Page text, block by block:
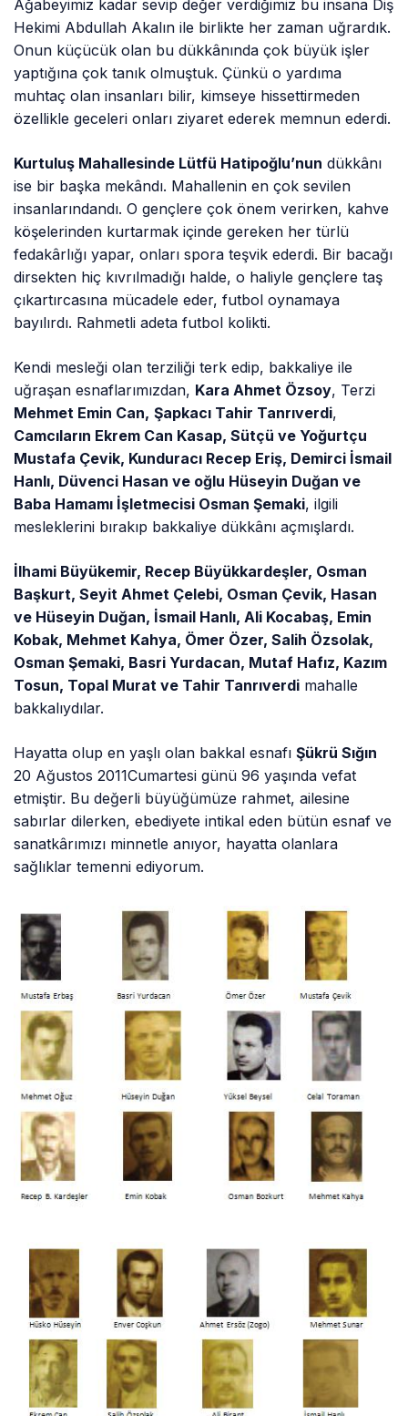
Ağabeyimiz kadar sevip değer verdiğimiz bu insana Diş
Hekimi Abdullah Akalın ile birlikte her zaman uğrardık.
Onun küçücük olan bu dükkânında çok büyük işler
yaptığına çok tanık olmuştuk. Çünkü o yardıma
muhtaç olan insanları bilir, kimseye hissettirmeden
özellikle geceleri onları ziyaret ederek memnun ederdi.
Kurtuluş Mahallesinde Lütfü Hatipoğlu’nun dükkânı
ise bir başka mekândı. Mahallenin en çok sevilen
insanlarındandı. O gençlere çok önem verirken, kahve
köşelerinden kurtarmak içinde gereken her türlü
fedakârlığı yapar, onları spora teşvik ederdi. Bir bacağı
dirsekten hiç kıvrılmadığı halde, o haliyle gençlere taş
çıkartırcasına mücadele eder, futbol oynamaya
bayılırdı. Rahmetli adeta futbol kolikti.
Kendi mesleği olan terziliği terk edip, bakkaliye ile
uğraşan esnaflarımızdan, Kara Ahmet Özsoy, Terzi
Mehmet Emin Can, Şapkacı Tahir Tanrıverdi,
Camcıların Ekrem Can Kasap, Sütçü ve Yoğurtçu
Mustafa Çevik, Kunduracı Recep Eriş, Demirci İsmail
Hanlı, Düvenci Hasan ve oğlu Hüseyin Duğan ve
Baba Hamamı İşletmecisi Osman Şemaki, ilgili
mesleklerini bırakıp bakkaliye dükkânı açmışlardı.
İlhami Büyükemir, Recep Büyükkardeşler, Osman
Başkurt, Seyit Ahmet Çelebi, Osman Çevik, Hasan
ve Hüseyin Duğan, İsmail Hanlı, Ali Kocabaş, Emin
Kobak, Mehmet Kahya, Ömer Özer, Salih Özsolak,
Osman Şemaki, Basri Yurdacan, Mutaf Hafız, Kazım
Tosun, Topal Murat ve Tahir Tanrıverdi mahalle
bakkalıydılar.
Hayatta olup en yaşlı olan bakkal esnafıŞükrü Sığın
20 Ağustos 2011Cumartesi günü 96 yaşında vefat
etmiştir. Bu değerli büyüğümüze rahmet, ailesine
sabırlar dilerken, ebediyete intikal eden bütün esnaf ve
sanatkârımızı minnetle anıyor, hayatta olanlara
sağlıklar temenni ediyorum.